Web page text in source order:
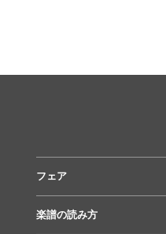
フェア
楽譜の読み方